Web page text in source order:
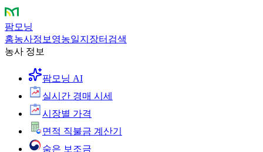
팜모닝
홈농사정보 영농일지 장터 검색
농사 정보
팜모닝 AI
실시간 경매 시세
시장별 가격
면적 직불금 계산기
숨은 보조금